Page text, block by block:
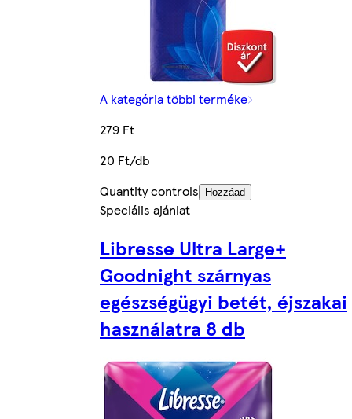
A kategória többi terméke
279 Ft
20 Ft/db
Quantity controls
Hozzáad
Speciális ajánlat
Libresse Ultra Large+
Goodnight szárnyas
egészségügyi betét, éjszakai
használatra 8 db